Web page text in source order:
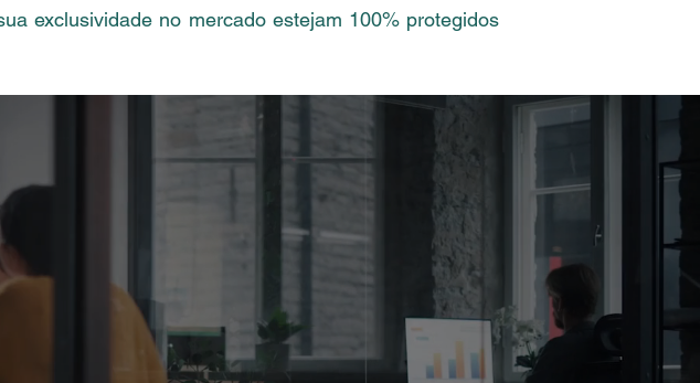
exclusividade no mercado estejam 100% protegidos